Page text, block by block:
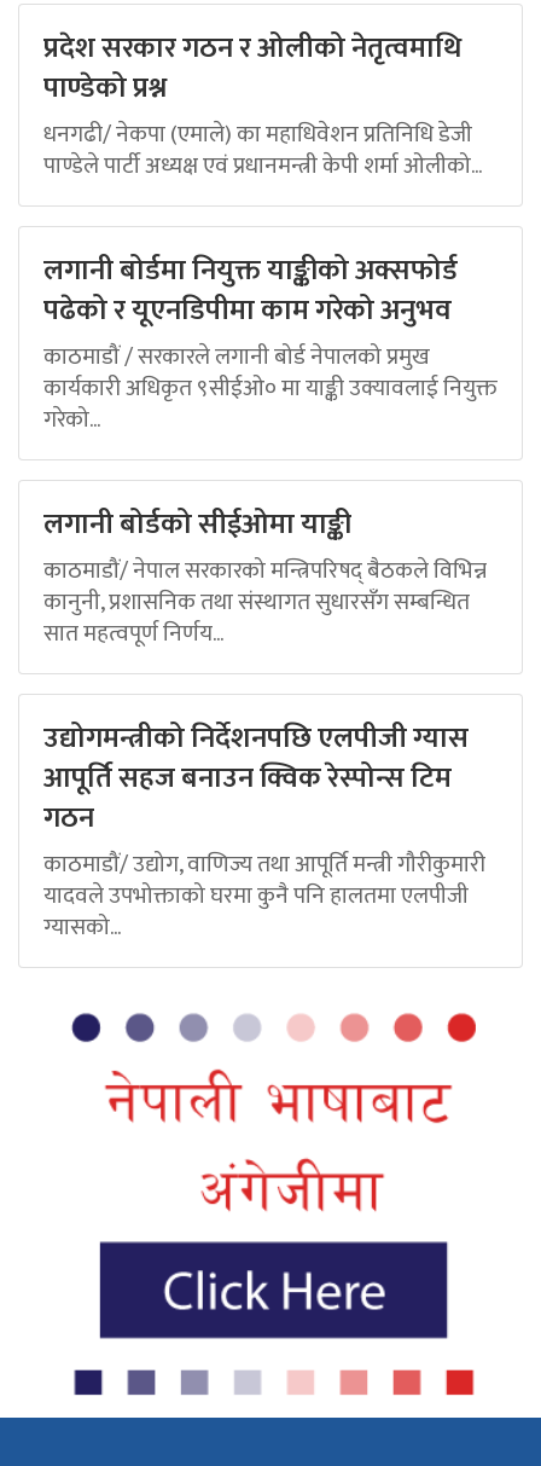
प्रदेश सरकार गठन र ओलीको नेतृत्वमाथि
पाण्डेको प्रश्न
धनगढी/ नेकपा (एमाले) का महाधिवेशन प्रतिनिधि डेजी
पाण्डेले पार्टी अध्यक्ष एवं प्रधानमन्त्री केपी शर्मा ओलीको...
लगानी बोर्डमा नियुक्त याङ्कीको अक्सफोर्ड
पढेको र यूएनडिपीमा काम गरेको अनुभव
काठमाडौं / सरकारले लगानी बोर्ड नेपालको प्रमुख
कार्यकारी अधिकृत ९सीईओ० मा याङ्की उक्यावलाई नियुक्त
गरेको...
लगानी बोर्डको सीईओमा याङ्की
काठमाडौं/ नेपाल सरकारको मन्त्रिपरिषद् बैठकले विभिन्न
कानुनी, प्रशासनिक तथा संस्थागत सुधारसँग सम्बन्धित
सात महत्वपूर्ण निर्णय...
उद्योगमन्त्रीको निर्देशनपछि एलपीजी ग्यास
आपूर्ति सहज बनाउन क्विक रेस्पोन्स टिम
गठन
काठमाडौं/ उद्योग, वाणिज्य तथा आपूर्ति मन्त्री गौरीकुमारी
यादवले उपभोक्ताको घरमा कुनै पनि हालतमा एलपीजी
ग्यासको...